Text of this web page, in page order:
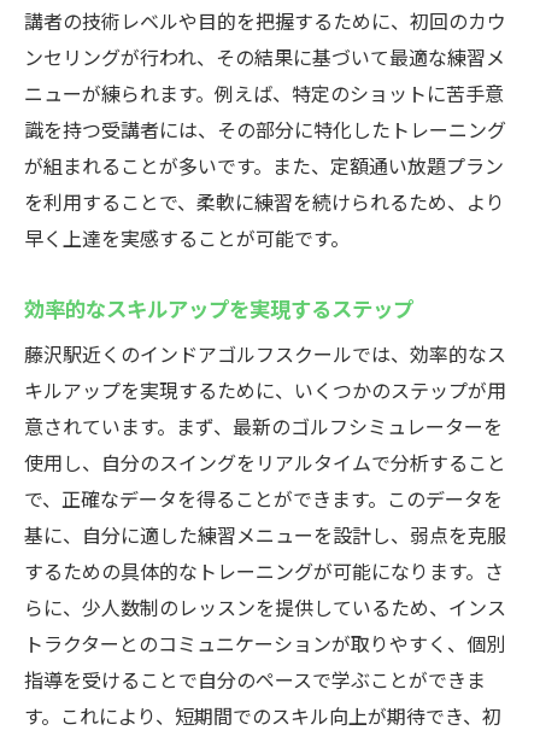
講者の技術レベルや目的を把握するために、初回のカウ
ンセリングが行われ、その結果に基づいて最適な練習メ
ニューが練られます。例えば、特定のショットに苦手意
識を持つ受講者には、その部分に特化したトレーニング
が組まれることが多いです。また、定額通い放題プラン
を利用することで、柔軟に練習を続けられるため、より
早く上達を実感することが可能です。
効率的なスキルアップを実現するステップ
藤沢駅近くのインドアゴルフスクールでは、効率的なス
キルアップを実現するために、いくつかのステップが用
意されています。まず、最新のゴルフシミュレーターを
使用し、自分のスイングをリアルタイムで分析すること
で、正確なデータを得ることができます。このデータを
基に、自分に適した練習メニューを設計し、弱点を克服
するための具体的なトレーニングが可能になります。さ
らに、少人数制のレッスンを提供しているため、インス
トラクターとのコミュニケーションが取りやすく、個別
指導を受けることで自分のペースで学ぶことができま
す。これにより、短期間でのスキル向上が期待でき、初